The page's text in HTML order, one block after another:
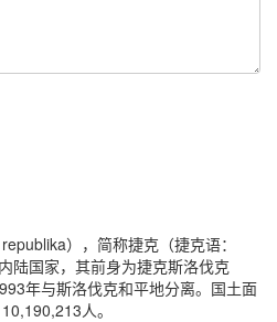
），简称捷克（捷克语：
陆国家，其前身为捷克斯洛伐克
年与斯洛伐克和平地分离。国土面
人。